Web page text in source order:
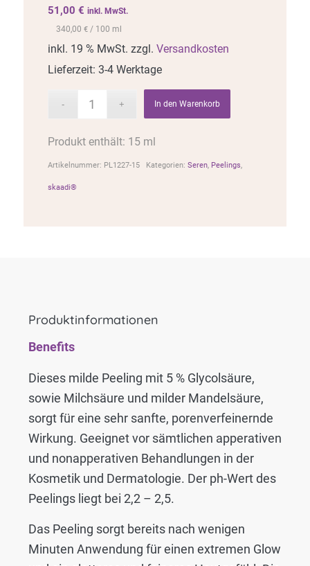
51,00 € inkl. MwSt.
340,00 €/ 100 ml
inkl. 19 % MwSt. zzgl. Versandkosten
Lieferzeit: 3-4 Werktage
In den Warenkorb
Produkt enthält: 15 ml
Artikelnummer: PL1227-15 Kategorien: Seren, Peelings,
skaadi®️
Produktinformationen
Benefits
Dieses milde Peeling mit 5 % Glycolsäure,
sowie Milchsäure und milder Mandelsäure,
sorgt für eine sehr sanfte, porenverfeinernde
Wirkung. Geeignet vor sämtlichen apperativen
und nonapperativen Behandlungen in der
Kosmetik und Dermatologie. Der ph-Wert des
Peelings liegt bei 2,2 – 2,5.
Das Peeling sorgt bereits nach wenigen
Minuten Anwendung für einen extremen Glow